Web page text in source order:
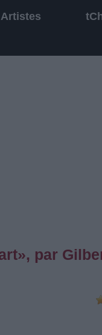
Artistes
par